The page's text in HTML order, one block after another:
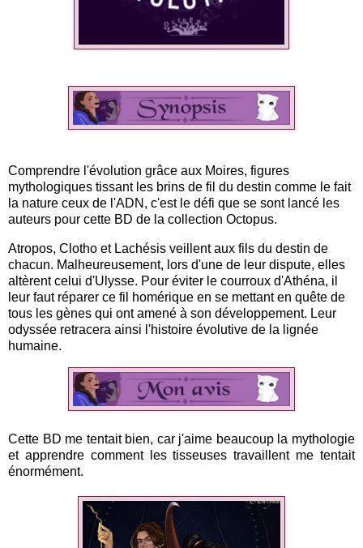
Comprendre l'évolution grâce aux Moires, figures
mythologiques tissant les brins de fil du destin comme le fait
la nature ceux de l'ADN, c'est le défi que se sont lancé les
auteurs pour cette BD de la collection Octopus.
Atropos, Clotho et Lachésis veillent aux fils du destin de
chacun. Malheureusement, lors d'une de leur dispute, elles
altèrent celui d'Ulysse. Pour éviter le courroux d'Athéna, il
leur faut réparer ce fil homérique en se mettant en quête de
tous les gènes qui ont amené à son développement. Leur
odyssée retracera ainsi l'histoire évolutive de la lignée
humaine.
Cette BD me tentait bien, car j'aime beaucoup la mythologie
et apprendre comment les tisseuses travaillent me tentait
énormément.